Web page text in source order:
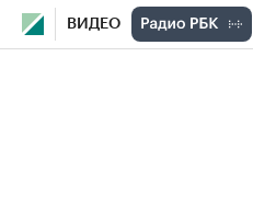
ВИДЕО